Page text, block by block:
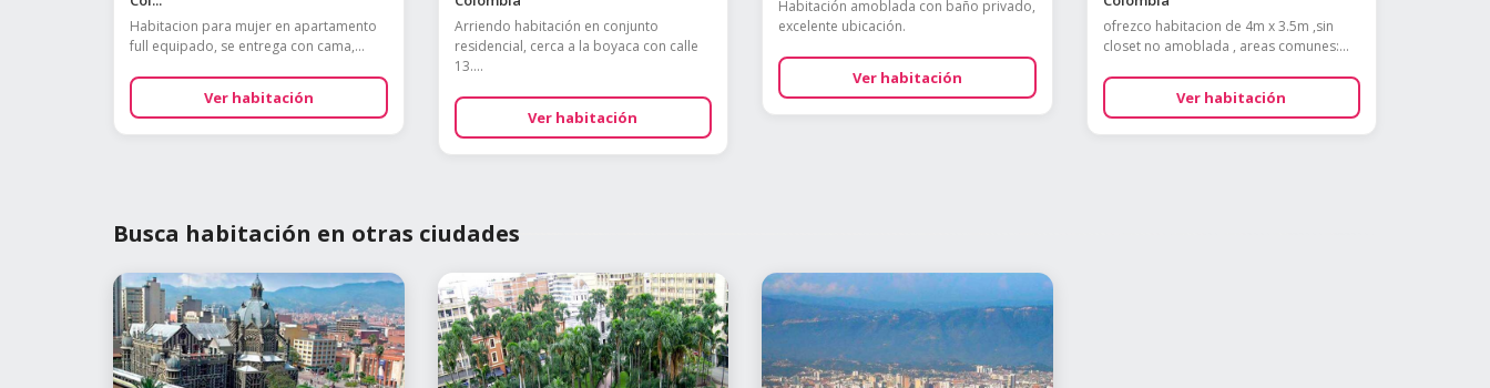
Habitacion para mujer en apartamento
full equipado, se entrega con cama,...
Ver habitación
Arriendo habitación en conjunto
residencial, cerca a la boyaca con calle
13....
Ver habitación
Habitación amoblada con baño privado,
excelente ubicación.
Ver habitación
ofrezco habitacion de 4m x 3.5m ,sin
closet no amoblada , areas comunes:...
Ver habitación
Busca habitación en otras ciudades